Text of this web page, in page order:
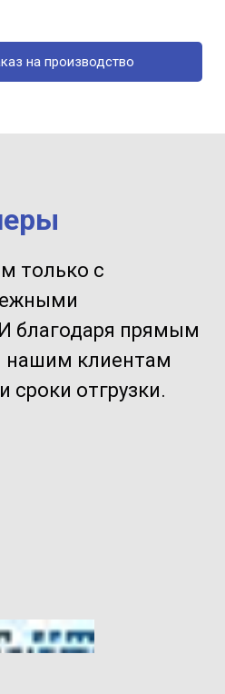
на производство
только с
благодаря прямым
нашим клиентам
сроки отгрузки.